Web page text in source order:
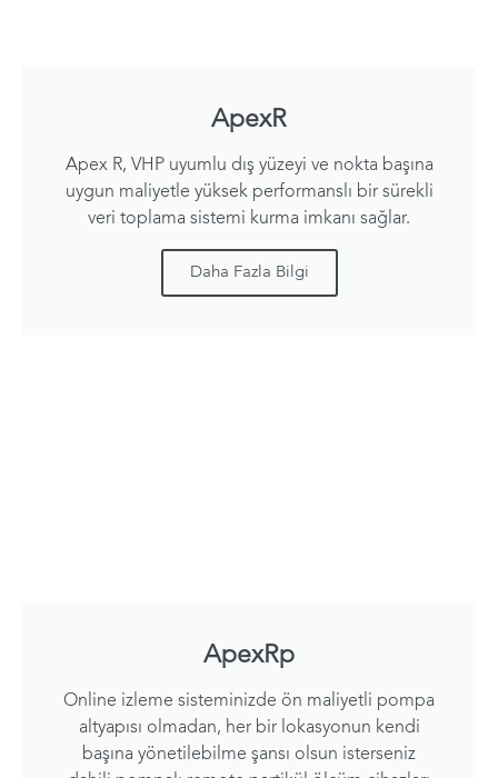
ApexR
Apex R, VHP uyumlu dış yüzeyi ve nokta başına
uygun maliyetle yüksek performanslı bir sürekli
veri toplama sistemi kurma imkanı sağlar.
Daha Fazla Bilgi
ApexRp
Online izleme sisteminizde ön maliyetli pompa
altyapısı olmadan, her bir lokasyonun kendi
başına yönetilebilme şansı olsun isterseniz